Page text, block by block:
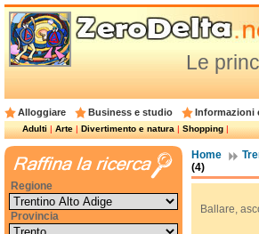
Le
Alloggiare Business e studio Informazioni
Adulti|Arte|Divertimento e natura|Shopping|
Home
(4)
Ballare,
Regione
Provincia